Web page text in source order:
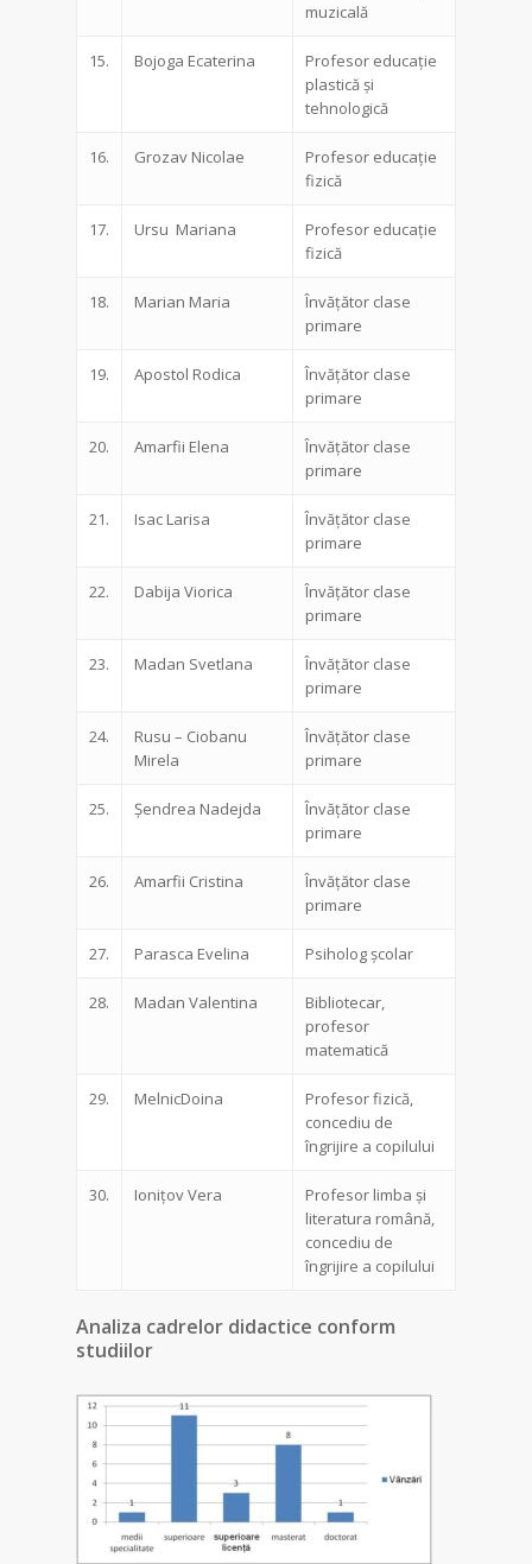
muzicală
15. Bojoga Ecaterina
Profesor educație
plastică și
tehnologică
16. Grozav Nicolae
Profesor educație
fizică
17. Ursu Mariana
Profesor educație
fizică
18. Marian Maria
Învățător clase
primare
19. Apostol Rodica
Învățător clase
primare
20. Amarfii Elena
Învățător clase
primare
21. Isac Larisa
Învățător clase
primare
22. Dabija Viorica
Învățător clase
primare
23. Madan Svetlana
Învățător clase
primare
24.
Rusu – Ciobanu
Mirela
Învățător clase
primare
25. Șendrea Nadejda
Învățător clase
primare
26. Amarfii Cristina
Învățător clase
primare
27. Parasca Evelina Psiholog școlar
28. Madan Valentina
Bibliotecar,
profesor
matematică
29. MelnicDoina
Profesor fizică,
concediu de
îngrijire a copilului
30. Ionițov Vera
Profesor limba și
literatura română,
concediu de
îngrijire a copilului
Analiza cadrelor didactice conform
studiilor